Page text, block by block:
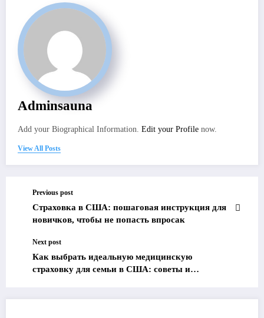
Adminsauna
Add your Biographical Information. Edit your Profile now.
View All Posts
Previous post
Страховка в США: пошаговая инструкция для
новичков, чтобы не попасть впросак
Next post
Как выбрать идеальную медицинскую
страховку для семьи в США: советы и